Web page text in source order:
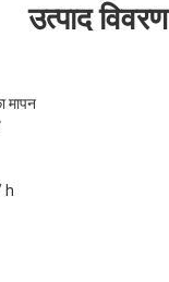
उत्पाद विवरण
मापन
h